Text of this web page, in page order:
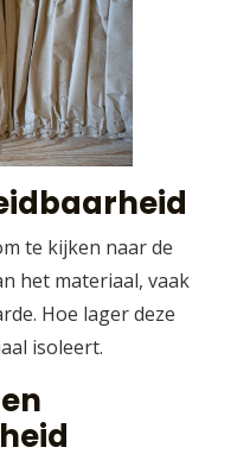
te kijken naar de
het materiaal, vaak
Hoe lager deze
isoleert.